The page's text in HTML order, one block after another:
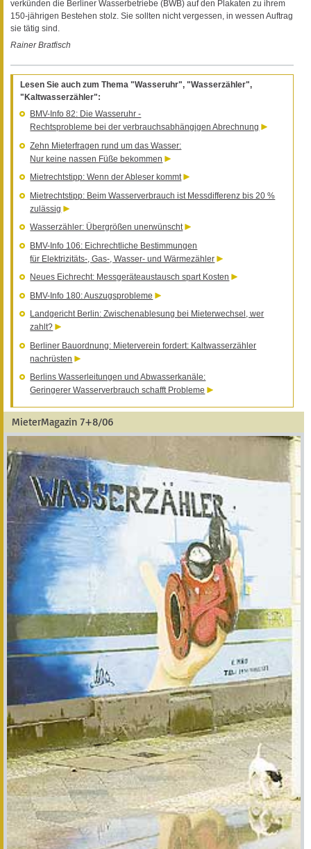
verkünden die Berliner Wasserbetriebe (BWB) auf den Plakaten zu ihrem
150-jährigen Bestehen stolz. Sie sollten nicht vergessen, in wessen Auftrag
sie tätig sind.
Rainer Bratfisch
Lesen Sie auch zum Thema "Wasseruhr", "Wasserzähler",
"Kaltwasserzähler":
BMV-Info 82: Die Wasseruhr -
Rechtsprobleme bei der verbrauchsabhängigen Abrechnung
Zehn Mieterfragen rund um das Wasser:
Nur keine nassen Füße bekommen
Mietrechtstipp: Wenn der Ableser kommt
Mietrechtstipp: Beim Wasserverbrauch ist Messdifferenz bis 20 %
zulässig
Wasserzähler: Übergrößen unerwünscht
BMV-Info 106: Eichrechtliche Bestimmungen
für Elektrizitäts-, Gas-, Wasser- und Wärmezähler
Neues Eichrecht: Messgeräteaustausch spart Kosten
BMV-Info 180: Auszugsprobleme
Landgericht Berlin: Zwischenablesung bei Mieterwechsel, wer
zahlt?
Berliner Bauordnung: Mieterverein fordert: Kaltwasserzähler
nachrüsten
Berlins Wasserleitungen und Abwasserkanäle:
Geringerer Wasserverbrauch schafft Probleme
MieterMagazin 7+8/06